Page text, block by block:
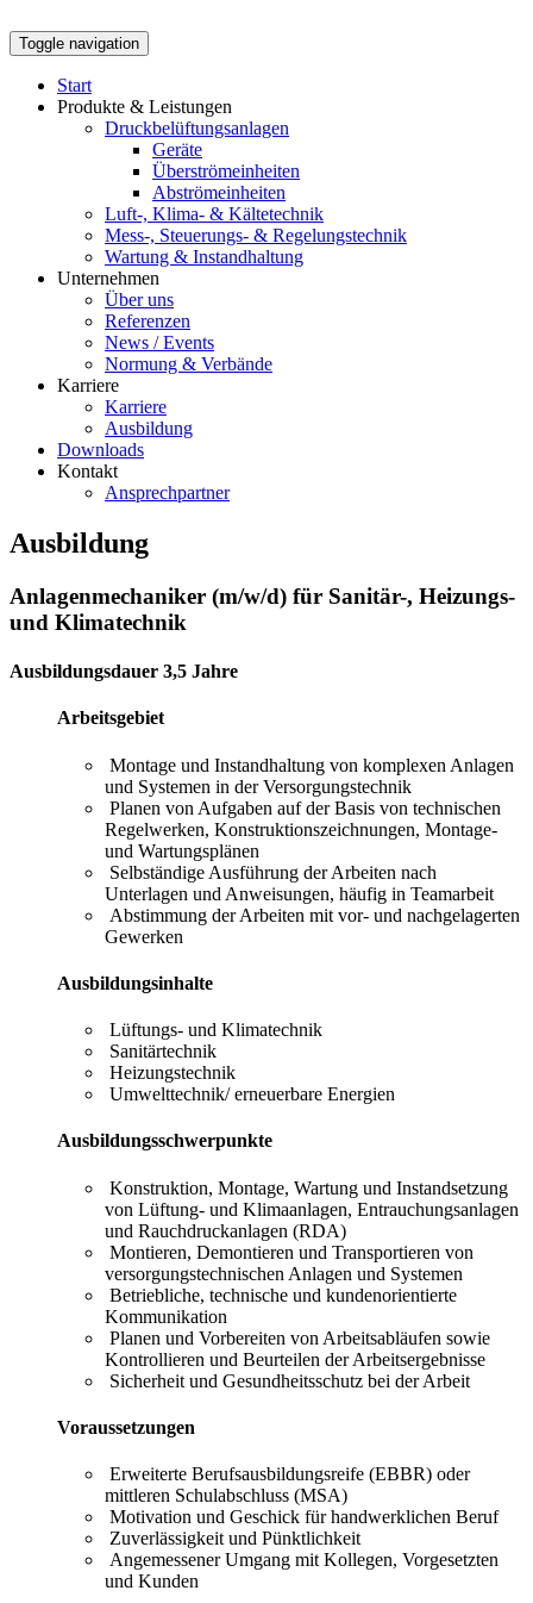
Toggle navigation
Start
Produkte & Leistungen
Druckbelüftungsanlagen
Geräte
Überströmeinheiten
Abströmeinheiten
Luft-, Klima- & Kältetechnik
Mess-, Steuerungs- & Regelungstechnik
Wartung & Instandhaltung
Unternehmen
Über uns
Referenzen
News / Events
Normung & Verbände
Karriere
Karriere
Ausbildung
Downloads
Kontakt
Ansprechpartner
Ausbildung
Anlagenmechaniker (m/w/d) für Sanitär-, Heizungs-
und Klimatechnik
Ausbildungsdauer 3,5 Jahre
Arbeitsgebiet
Montage und Instandhaltung von komplexen Anlagen
und Systemen in der Versorgungstechnik
Planen von Aufgaben auf der Basis von technischen
Regelwerken, Konstruktionszeichnungen, Montage-
und Wartungsplänen
Selbständige Ausführung der Arbeiten nach
Unterlagen und Anweisungen, häufig in Teamarbeit
Abstimmung der Arbeiten mit vor- und nachgelagerten
Gewerken
Ausbildungsinhalte
Lüftungs- und Klimatechnik
Sanitärtechnik
Heizungstechnik
Umwelttechnik/ erneuerbare Energien
Ausbildungsschwerpunkte
Konstruktion, Montage, Wartung und Instandsetzung
von Lüftung- und Klimaanlagen, Entrauchungsanlagen
und Rauchdruckanlagen (RDA)
Montieren, Demontieren und Transportieren von
versorgungstechnischen Anlagen und Systemen
Betriebliche, technische und kundenorientierte
Kommunikation
Planen und Vorbereiten von Arbeitsabläufen sowie
Kontrollieren und Beurteilen der Arbeitsergebnisse
Sicherheit und Gesundheitsschutz bei der Arbeit
Voraussetzungen
Erweiterte Berufsausbildungsreife (EBBR) oder
mittleren Schulabschluss (MSA)
Motivation und Geschick für handwerklichen Beruf
Zuverlässigkeit und Pünktlichkeit
Angemessener Umgang mit Kollegen, Vorgesetzten
und Kunden